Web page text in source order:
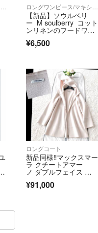
【新品】ソウルベリ
ー M soulberry コット
ンリネンのフードワン
ピース
¥6,500
ロングコート
新品同様‼️マックスマー
ラ クチートアマー
ノ ダブルフェイス ふ
¥91,000